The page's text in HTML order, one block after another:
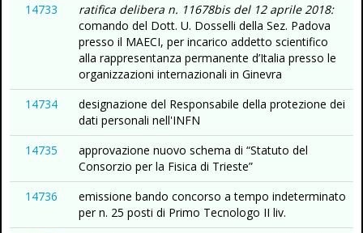
14733
ratifica delibera n. 11678bis del 12 aprile 2018:
comando del Dott. U. Dosselli della Sez. Padova
presso il MAECI, per incarico addetto scientifico
alla rappresentanza permanente d’Italia presso le
organizzazioni internazionali in Ginevra
14734
designazione del Responsabile della protezione dei
dati personali nell'INFN
14735
approvazione nuovo schema di “Statuto del
Consorzio per la Fisica di Trieste”
14736
emissione bando concorso a tempo indeterminato
per n. 25 posti di Primo Tecnologo II liv.